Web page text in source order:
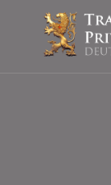
springen